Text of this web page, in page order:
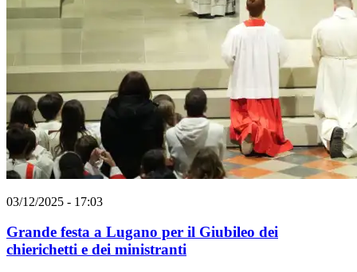
03/12/2025 - 17:03
Grande festa a Lugano per il Giubileo dei
chierichetti e dei ministranti